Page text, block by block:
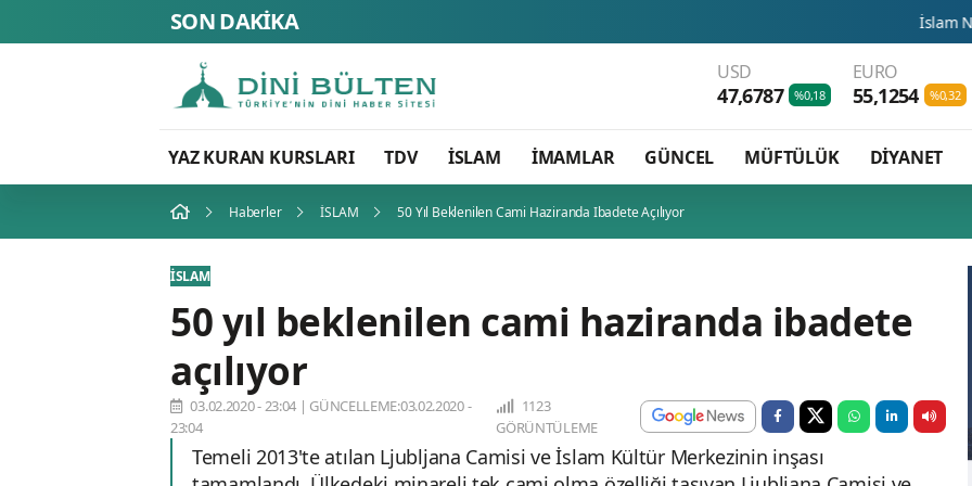
SON DAKİKA İslam Natosu dosta
USD
47,6787 %0,18
EURO
55,1254 %0,32
YAZ KURAN KURSLARI TDV İSLAM İMAMLAR GÜNCEL MÜFTÜLÜK DİYANET
Haberler İSLAM 50 Yıl Beklenilen Cami Haziranda Ibadete Açılıyor
İSLAM
50 yıl beklenilen cami haziranda ibadete
açılıyor
03.02.2020 - 23:04 | GÜNCELLEME:03.02.2020 -
23:04
1123
GÖRÜNTÜLEME
Temeli 2013'te atılan Ljubljana Camisi ve İslam Kültür Merkezinin inşası